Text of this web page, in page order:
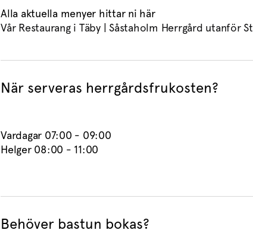
Alla aktuella menyer hittar ni här
Vår Restaurang i Täby | Såstaholm Herrgård utanför
När serveras herrgårdsfrukosten?
Vardagar 07:00 - 09:00
Helger 08:00 - 11:00
Behöver bastun bokas?